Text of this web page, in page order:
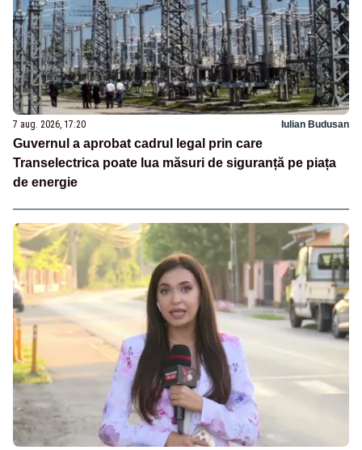
7 aug. 2026, 17:20 Iulian Budusan
Guvernul a aprobat cadrul legal prin care
Transelectrica poate lua măsuri de siguranță pe piața
de energie